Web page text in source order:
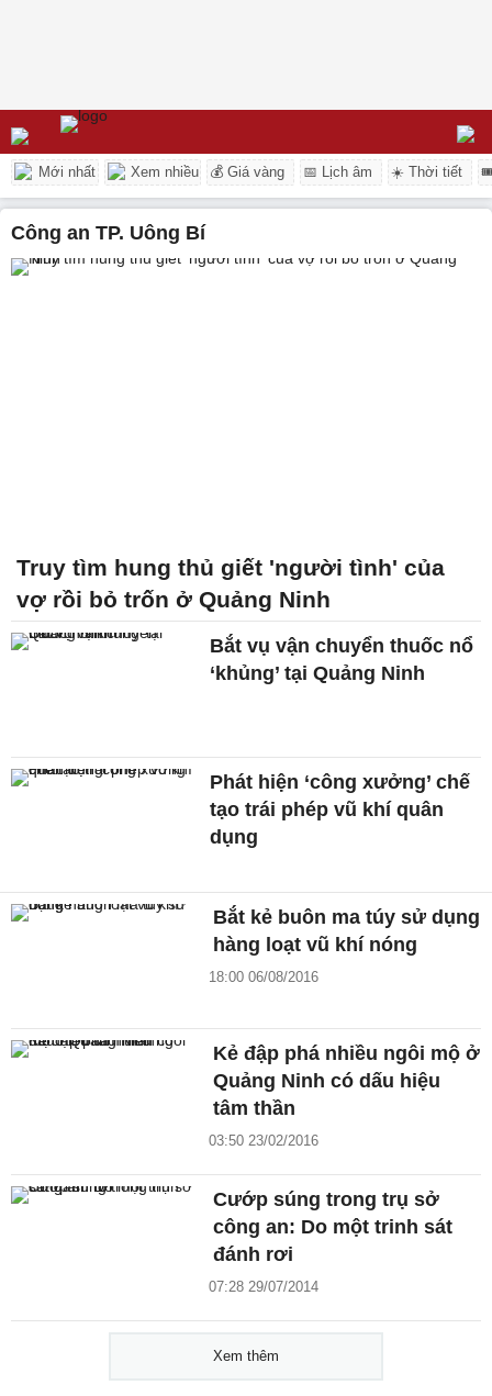
Mới nhất Xem nhiều 💰 Giá vàng 📅 Lịch âm ☀️ Thời tiết
Công an TP. Uông Bí
Truy tìm hung thủ giết 'người tình' của
vợ rồi bỏ trốn ở Quảng Ninh
Bắt vụ vận chuyển thuốc nổ
‘khủng’ tại Quảng Ninh
Phát hiện ‘công xưởng’ chế
tạo trái phép vũ khí quân
dụng
Bắt kẻ buôn ma túy sử dụng
hàng loạt vũ khí nóng
18:00 06/08/2016
Kẻ đập phá nhiều ngôi mộ ở
Quảng Ninh có dấu hiệu
tâm thần
03:50 23/02/2016
Cướp súng trong trụ sở
công an: Do một trinh sát
đánh rơi
07:28 29/07/2014
Xem thêm